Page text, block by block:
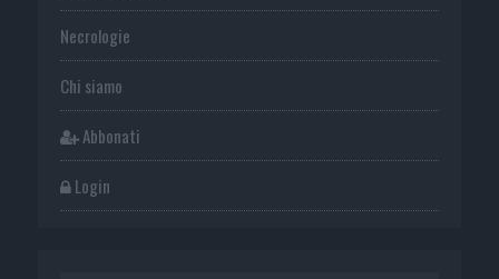
Necrologie
Chi siamo
Abbonati
Login